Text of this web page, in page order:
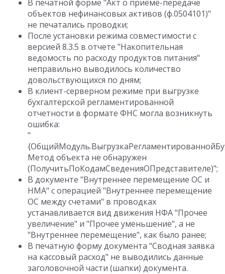
В печатной форме "Акт о приеме-передаче
объектов нефинансовых активов (ф.0504101)"
не печатались проводки;
После установки режима совместимости с
версией 8.3.5 в отчете "Накопительная
ведомость по расходу продуктов питания"
неправильно выводилось количество
довольствующихся по дням;
В клиент-серверном режиме при выгрузке
бухгалтерской регламентированной
отчетности в формате ФНС могла возникнуть
ошибка:
"
Метод объекта не обнаружен
(ПолучитьПоКодамСведенияОПредставителе)";
В документе "Внутреннее перемещение ОС и
НМА" с операцией "Внутреннее перемещение
ОС между счетами" в проводках
устанавливается вид движения НФА "Прочее
увеличение" и "Прочее уменьшение", а не
"Внутреннее перемещение", как было ранее;
В печатную форму документа "Сводная заявка
на кассовый расход" не выводились данные
заголовочной части (шапки) документа.